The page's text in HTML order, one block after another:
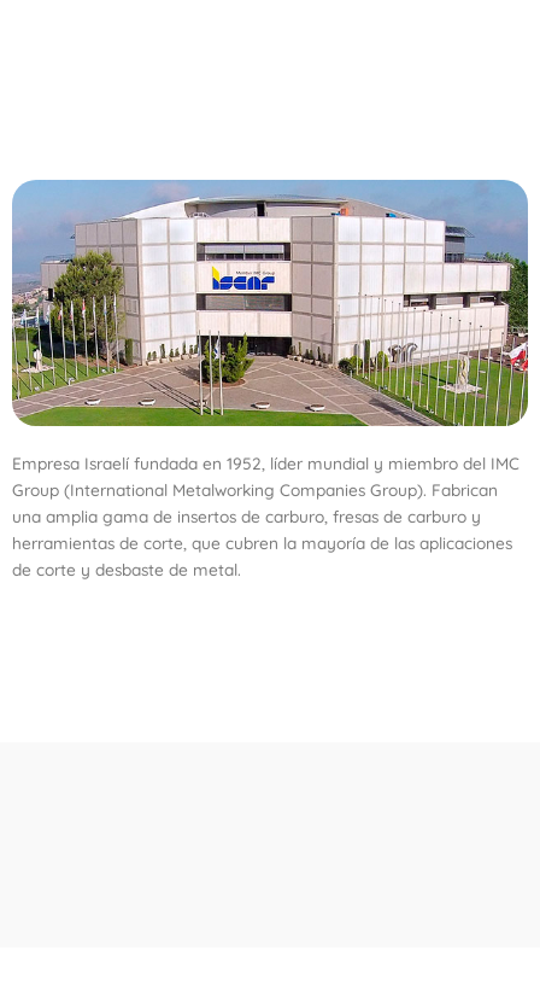
Empresa Israelí fundada en 1952, líder mundial y miembro del IMC
Group (International Metalworking Companies Group). Fabrican
una amplia gama de insertos de carburo, fresas de carburo y
herramientas de corte, que cubren la mayoría de las aplicaciones
de corte y desbaste de metal.